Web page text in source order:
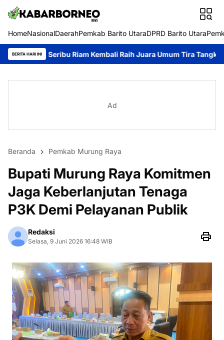
HomeNasionalDaerahPemkab Barito UtaraDPRD Barito Utara
BERITA HARI INI
Riam Kembali Raih Juara Umum Tira Tangka Balang 2026
Ad
Beranda Pemkab Murung Raya
Bupati Murung Raya Komitmen
Jaga Keberlanjutan Tenaga
P3K Demi Pelayanan Publik
Redaksi
Selasa, 9 Juni 2026 16:48 WIB